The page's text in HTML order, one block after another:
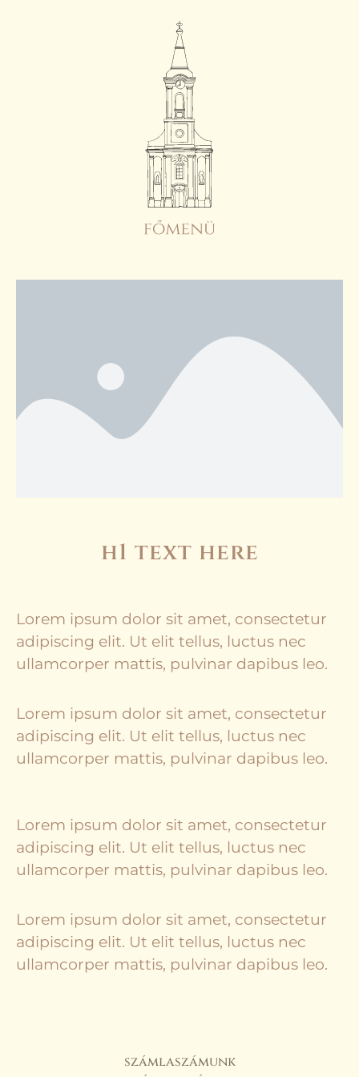
h1 text here
Lorem ipsum dolor sit amet, consectetur
adipiscing elit. Ut elit tellus, luctus nec
ullamcorper mattis, pulvinar dapibus leo.
Lorem ipsum dolor sit amet, consectetur
adipiscing elit. Ut elit tellus, luctus nec
ullamcorper mattis, pulvinar dapibus leo.
Lorem ipsum dolor sit amet, consectetur
adipiscing elit. Ut elit tellus, luctus nec
ullamcorper mattis, pulvinar dapibus leo.
Lorem ipsum dolor sit amet, consectetur
adipiscing elit. Ut elit tellus, luctus nec
ullamcorper mattis, pulvinar dapibus leo.
számlaszámunk